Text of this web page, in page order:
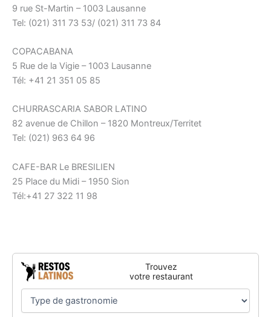
9 rue St-Martin – 1003 Lausanne
Tel: (021) 311 73 53/ (021) 311 73 84
COPACABANA
5 Rue de la Vigie – 1003 Lausanne
Tél: +41 21 351 05 85
CHURRASCARIA SABOR LATINO
82 avenue de Chillon – 1820 Montreux/Territet
Tel: (021) 963 64 96
CAFE-BAR Le BRESILIEN
25 Place du Midi – 1950 Sion
Tél:+41 27 322 11 98
Trouvez
votre restaurant